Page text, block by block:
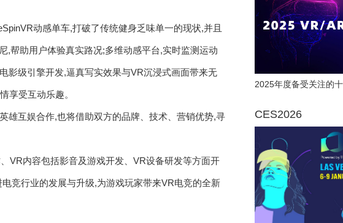
动感单车,打破了传统健身乏味单一的现状,并且
,帮助用户体验真实路况;多维动感平台,实时监测运动
影级引擎开发,逼真写实效果与VR沉浸式画面带来无
享受互动乐趣。
雄互娱合作,也将借助双方的品牌、技术、营销优势,寻
VR内容包括影音及游戏开发、VR设备研发等方面开
竞行业的发展与升级,为游戏玩家带来VR电竞的全新
2025年度备受关注的
CES2026